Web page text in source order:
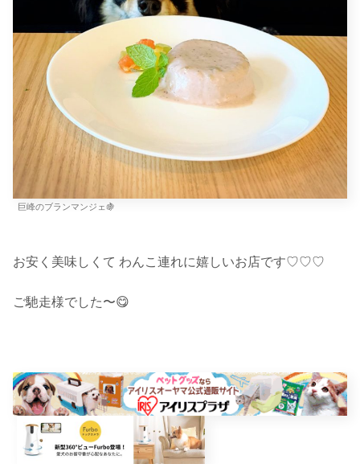
巨峰のブランマンジェ🍇
お安く美味しくて わんこ連れに嬉しいお店です♡♡♡
ご馳走様でした〜😋